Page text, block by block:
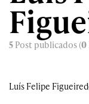
5 Post publicados (0
Luís Felipe